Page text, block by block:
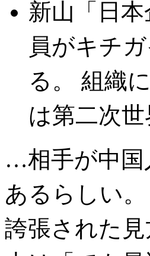
新山「日
員がキチ
る。 組織
は第二次
…相手が中国
あるらしい
誇張された